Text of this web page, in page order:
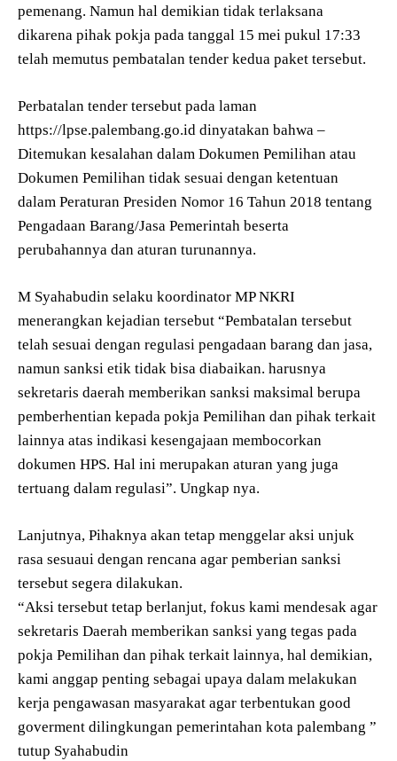
pemenang. Namun hal demikian tidak terlaksana
dikarena pihak pokja pada tanggal 15 mei pukul 17:33
telah memutus pembatalan tender kedua paket tersebut.
Perbatalan tender tersebut pada laman
https://lpse.palembang.go.id dinyatakan bahwa –
Ditemukan kesalahan dalam Dokumen Pemilihan atau
Dokumen Pemilihan tidak sesuai dengan ketentuan
dalam Peraturan Presiden Nomor 16 Tahun 2018 tentang
Pengadaan Barang/Jasa Pemerintah beserta
perubahannya dan aturan turunannya.
M Syahabudin selaku koordinator MP NKRI
menerangkan kejadian tersebut “Pembatalan tersebut
telah sesuai dengan regulasi pengadaan barang dan jasa,
namun sanksi etik tidak bisa diabaikan. harusnya
sekretaris daerah memberikan sanksi maksimal berupa
pemberhentian kepada pokja Pemilihan dan pihak terkait
lainnya atas indikasi kesengajaan membocorkan
dokumen HPS. Hal ini merupakan aturan yang juga
tertuang dalam regulasi”. Ungkap nya.
Lanjutnya, Pihaknya akan tetap menggelar aksi unjuk
rasa sesuaui dengan rencana agar pemberian sanksi
tersebut segera dilakukan.
“Aksi tersebut tetap berlanjut, fokus kami mendesak agar
sekretaris Daerah memberikan sanksi yang tegas pada
pokja Pemilihan dan pihak terkait lainnya, hal demikian,
kami anggap penting sebagai upaya dalam melakukan
kerja pengawasan masyarakat agar terbentukan good
goverment dilingkungan pemerintahan kota palembang ”
tutup Syahabudin